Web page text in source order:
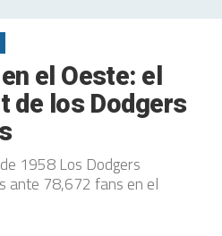
el Oeste: el
de los Dodgers
1958 Los Dodgers
ante 78,672 fans en el